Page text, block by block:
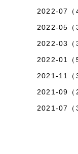
2022-07（
2022-05（
2022-03（
2022-01（
2021-11（
2021-09（
2021-07（